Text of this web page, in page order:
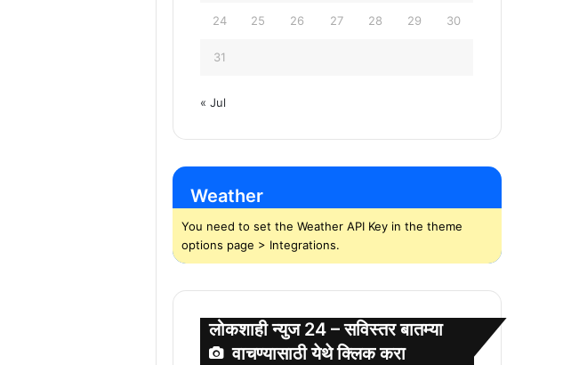
24 25 26 27 28 29 30
31
« Jul
Weather
You need to set the Weather API Key in the theme
options page > Integrations.
लोकशाही न्युज 24 – सविस्तर बातम्या
वाचण्यासाठी येथे क्लिक करा